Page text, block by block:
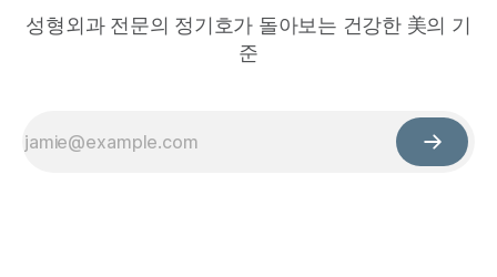
성형외과 전문의 정기호가 돌아보는 건강한 美의 기
준